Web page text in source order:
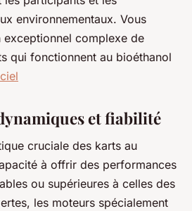
environnementaux. Vous
complexe de
qui fonctionnent au bioéthanol
et fiabilité
cruciale des karts au
à offrir des performances
ou supérieures à celles des
les moteurs spécialement